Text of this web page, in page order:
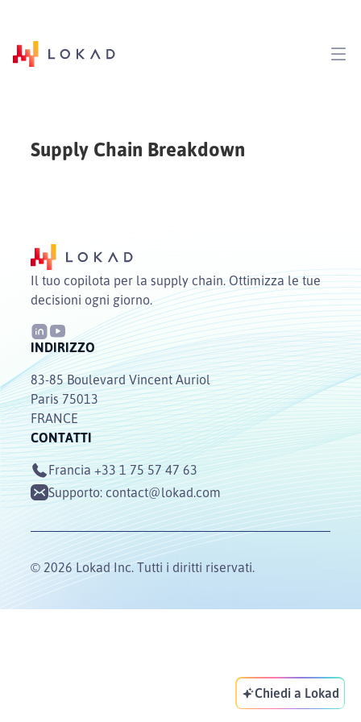
Supply Chain Breakdown
Il tuo copilota per la supply chain. Ottimizza le tue
decisioni ogni giorno.
INDIRIZZO
83-85 Boulevard Vincent Auriol
Paris 75013
FRANCE
CONTATTI
Francia +33 1 75 57 47 63
Supporto:contact@lokad.com
© 2026 Lokad Inc. Tutti i diritti riservati.
Chiedi a Lokad